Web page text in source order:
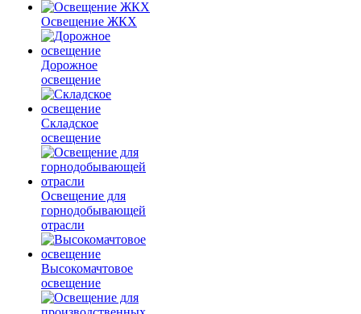
Освещение ЖКХ
Дорожное
освещение
Складское
освещение
Освещение для
горнодобывающей
отрасли
Высокомачтовое
освещение